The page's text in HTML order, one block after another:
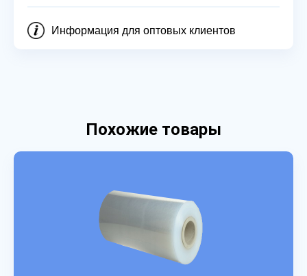
Информация для оптовых клиентов
Похожие товары